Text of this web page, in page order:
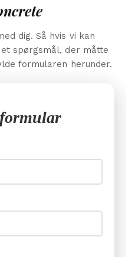
dig. Så hvis vi kan
spørgsmål, der måtte
formularen herunder.